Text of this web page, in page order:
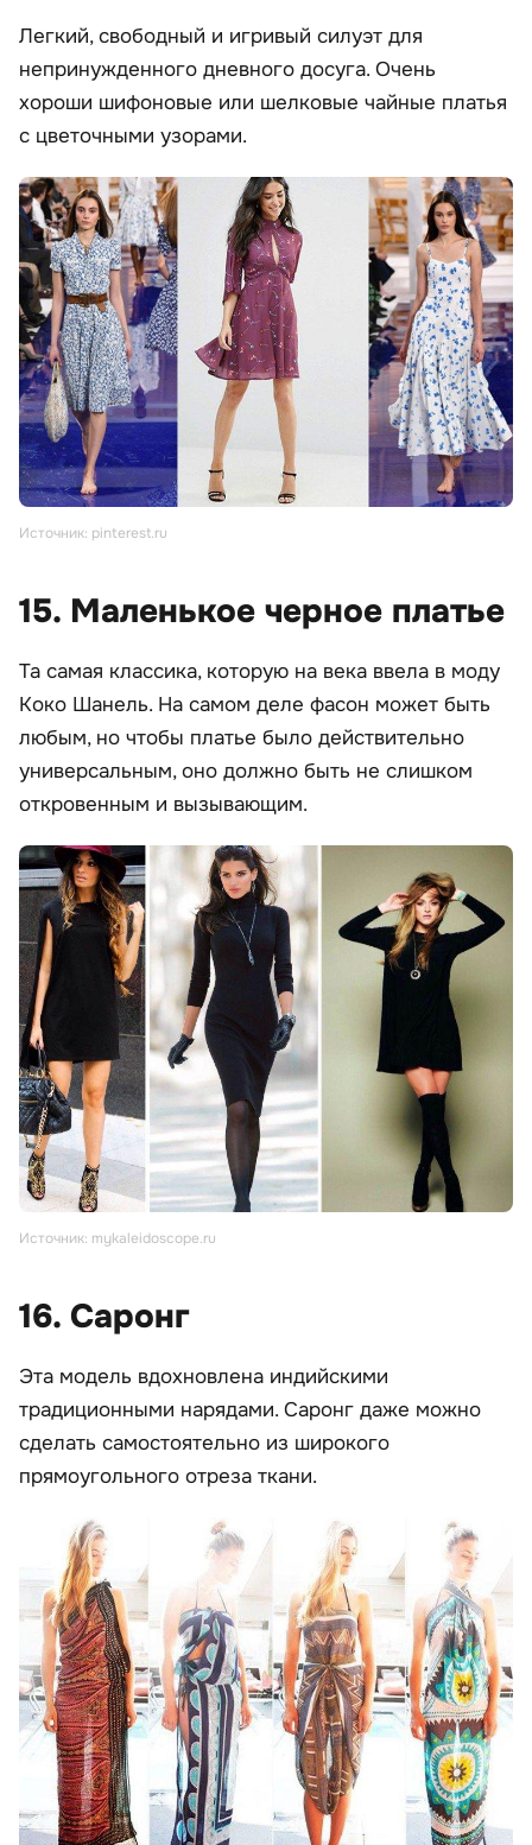
Легкий, свободный и игривый силуэт для
непринужденного дневного досуга. Очень
хороши шифоновые или шелковые чайные платья
с цветочными узорами.
Источник: pinterest.ru
15. Маленькое черное платье
Та самая классика, которую на века ввела в моду
Коко Шанель. На самом деле фасон может быть
любым, но чтобы платье было действительно
универсальным, оно должно быть не слишком
откровенным и вызывающим.
Источник: mykaleidoscope.ru
16. Саронг
Эта модель вдохновлена индийскими
традиционными нарядами. Саронг даже можно
сделать самостоятельно из широкого
прямоугольного отреза ткани.